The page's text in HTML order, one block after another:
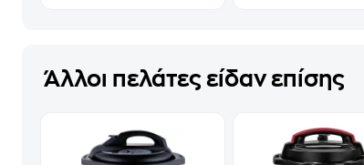
Άλλοι πελάτες είδαν επίσης